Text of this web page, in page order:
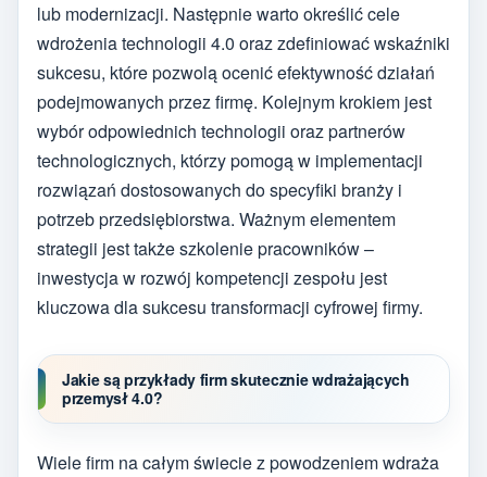
lub modernizacji. Następnie warto określić cele
wdrożenia technologii 4.0 oraz zdefiniować wskaźniki
sukcesu, które pozwolą ocenić efektywność działań
podejmowanych przez firmę. Kolejnym krokiem jest
wybór odpowiednich technologii oraz partnerów
technologicznych, którzy pomogą w implementacji
rozwiązań dostosowanych do specyfiki branży i
potrzeb przedsiębiorstwa. Ważnym elementem
strategii jest także szkolenie pracowników –
inwestycja w rozwój kompetencji zespołu jest
kluczowa dla sukcesu transformacji cyfrowej firmy.
Jakie są przykłady firm skutecznie wdrażających
przemysł 4.0?
Wiele firm na całym świecie z powodzeniem wdraża